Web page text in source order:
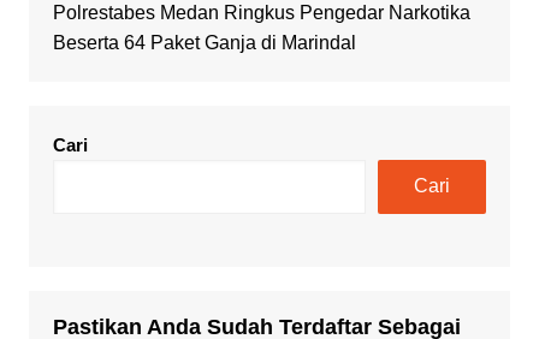
Polrestabes Medan Ringkus Pengedar Narkotika
Beserta 64 Paket Ganja di Marindal
Cari
Cari
Pastikan Anda Sudah Terdaftar Sebagai